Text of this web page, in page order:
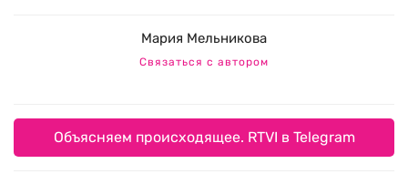
Мария Мельникова
Связаться с автором
Объясняем происходящее. RTVI в Telegram